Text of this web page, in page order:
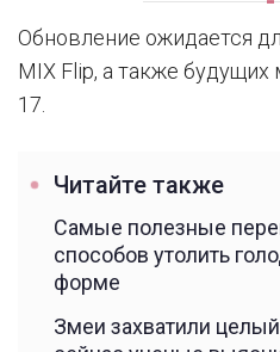
Обновление ожидается
MIX Flip, а также
17.
Читайте также
Самые полезные
способов утолить
форме
Змеи захватили